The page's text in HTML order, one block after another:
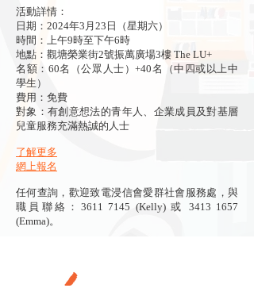
活動詳情：
日期：2024年3月23日（星期六）
時間：上午9時至下午6時
地點：觀塘榮業街2號振萬廣場3樓 The LU+
名額：60名（公眾人士）+40名（中四或以上中
學生）
費用：免費
對象：有創意想法的青年人、企業成員及對基層
兒童服務充滿熱誠的人士
了解更多
網上報名
任何查詢，歡迎致電浸信會愛群社會服務處，與
職員聯絡：3611 7145 (Kelly) 或 3413 1657
(Emma)。